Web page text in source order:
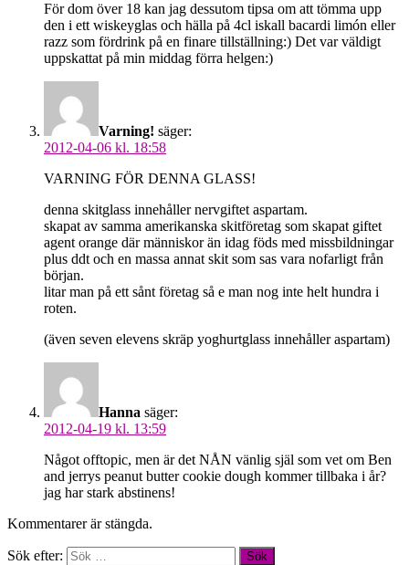
För dom över 18 kan jag dessutom tipsa om att tömma upp
den i ett wiskeyglas och hälla på 4cl iskall bacardi limón eller
razz som fördrink på en finare tillställning:) Det var väldigt
uppskattat på min middag förra helgen:)
Varning! säger:
2012-04-06 kl. 18:58
VARNING FÖR DENNA GLASS!
denna skitglass innehåller nervgiftet aspartam.
skapat av samma amerikanska skitföretag som skapat giftet
agent orange där människor än idag föds med missbildningar
plus ddt och en massa annat skit som sas vara nofarligt från
början.
litar man på ett sånt företag så e man nog inte helt hundra i
roten.
(även seven elevens skräp yoghurtglass innehåller aspartam)
Hanna säger:
2012-04-19 kl. 13:59
Något offtopic, men är det NÅN vänlig själ som vet om Ben
and jerrys peanut butter cookie dough kommer tillbaka i år?
jag har stark abstinens!
Kommentarer är stängda.
Sök efter: